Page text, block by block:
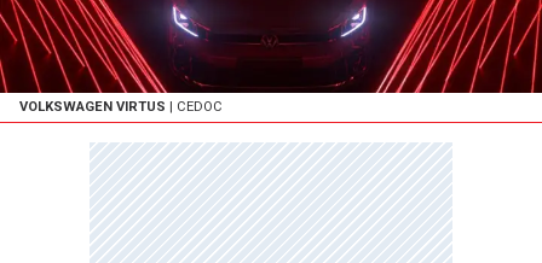
VOLKSWAGEN VIRTUS | CEDOC